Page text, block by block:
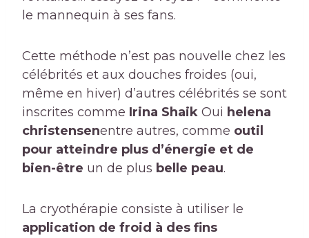
le mannequin à ses fans.
Cette méthode n’est pas nouvelle chez les
célébrités et aux douches froides (oui,
même en hiver) d’autres célébrités se sont
inscrites comme Irina Shaik Oui helena
christensenentre autres, comme outil
pour atteindre plus d’énergie et de
bien-être un de plus belle peau.
La cryothérapie consiste à utiliser le
application de froid à des fins